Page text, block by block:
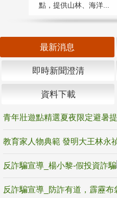
點，提供山林、海洋...
最新消息
即時新聞澄清
資料下載
反詐騙宣導_楊小黎-假投資詐騙